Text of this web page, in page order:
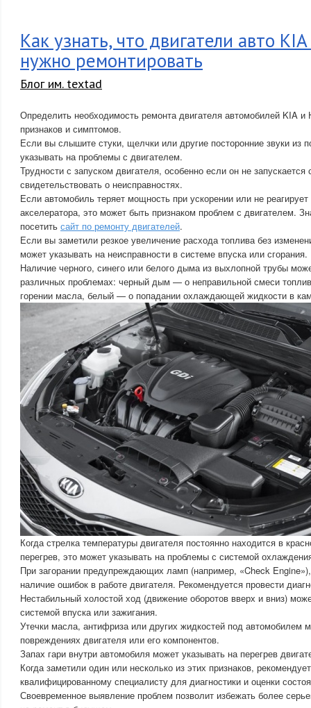
Как узнать, что двигатели авто
нужно ремонтировать
Блог им. textad
Определить необходимость ремонта двигателя автомобилей KIA
признаков и симптомов.
Если вы слышите стуки, щелчки или другие посторонние звуки из
указывать на проблемы с двигателем.
Трудности с запуском двигателя, особенно если он не запускается
свидетельствовать о неисправностях.
Если автомобиль теряет мощность при ускорении или не
акселератора, это может быть признаком проблем с двигателем.
посетить сайт по ремонту двигателей.
Если вы заметили резкое увеличение расхода топлива без
может указывать на неисправности в системе впуска или сгорания.
Наличие черного, синего или белого дыма из выхлопной трубы
различных проблемах: черный дым — о неправильной смеси
горении масла, белый — о попадании охлаждающей жидкости в
Когда стрелка температуры двигателя постоянно находится в
перегрев, это может указывать на проблемы с системой
При загорании предупреждающих ламп (например, «Check
наличие ошибок в работе двигателя. Рекомендуется провести
Нестабильный холостой ход (движение оборотов вверх и вниз)
системой впуска или зажигания.
Утечки масла, антифриза или других жидкостей под автомобилем
повреждениях двигателя или его компонентов.
Запах гари внутри автомобиля может указывать на перегрев
Когда заметили один или несколько из этих признаков,
квалифицированному специалисту для диагностики и оценки
Своевременное выявление проблем позволит избежать более